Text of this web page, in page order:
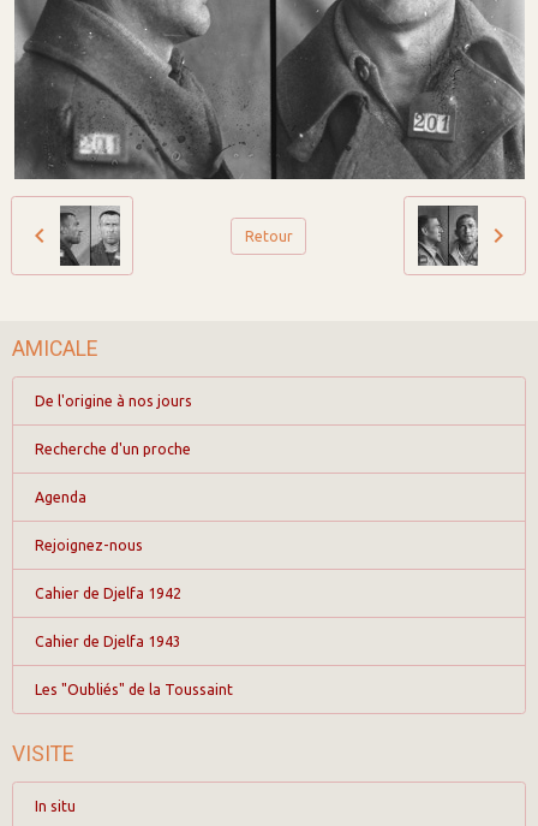
Retour
AMICALE
De l'origine à nos jours
Recherche d'un proche
Agenda
Rejoignez-nous
Cahier de Djelfa 1942
Cahier de Djelfa 1943
Les "Oubliés" de la Toussaint
VISITE
In situ